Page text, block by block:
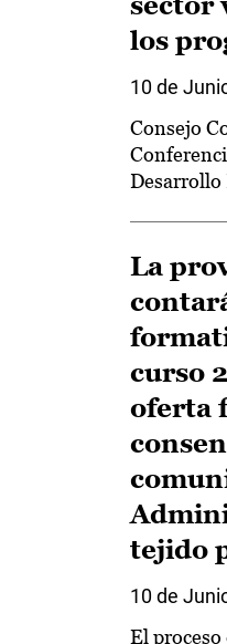
los
10 de
Consejo
Desarrollo
La
curso
oferta
tejido
10 de
El